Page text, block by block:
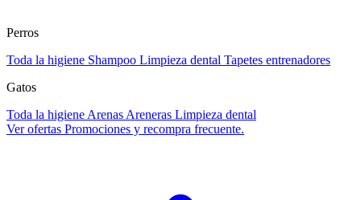
Perros
Toda la higiene Shampoo Limpieza dental Tapetes entrenadores
Gatos
Toda la higiene Arenas Areneras Limpieza dental
Ver ofertas Promociones y recompra frecuente.